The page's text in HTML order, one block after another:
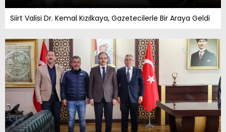
Siirt Valisi Dr. Kemal Kızılkaya, Gazetecilerle Bir Araya Geldi